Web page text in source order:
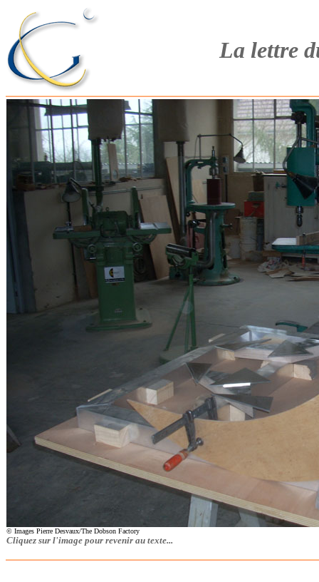
La lettre
© Images Pierre Desvaux/The Dobson Factory
Cliquez sur l'image pour revenir au texte...